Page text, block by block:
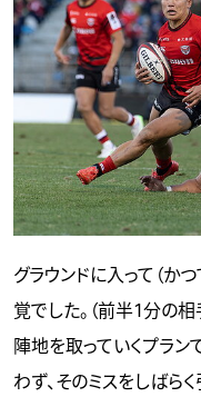
グラウンドに入って（か
覚でした。（前半1分の
陣地を取っていくプラン
わず、そのミスをしばら